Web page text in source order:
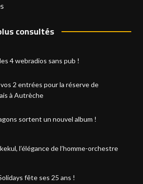
consultés
4 webradios sans pub !
2 entrées pour la réserve de
à Autrèche
sortent un nouvel album !
l’élégance de l’homme-orchestre
fête ses 25 ans !